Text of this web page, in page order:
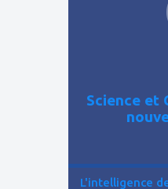
Science et
L'intelligence